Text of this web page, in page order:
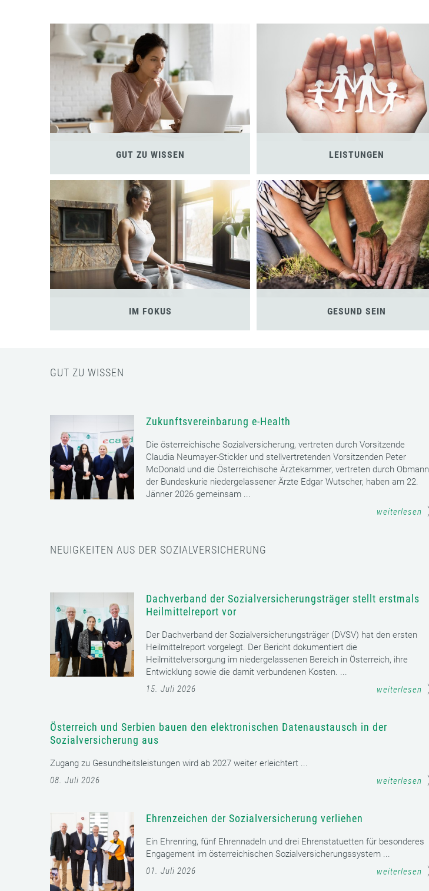
GUT ZU WISSEN LEISTUNGEN
IM FOKUS GESUND SEIN
GUT ZU WISSEN
Zukunftsvereinbarung e-Health
Die österreichische Sozialversicherung, vertreten durch Vorsitzende
Claudia Neumayer-Stickler und stellvertretenden Vorsitzenden Peter
McDonald und die Österreichische Ärztekammer, vertreten durch Obmann
der Bundeskurie niedergelassener Ärzte Edgar Wutscher, haben am 22.
Jänner 2026 gemeinsam ...
weiterlesen
NEUIGKEITEN AUS DER SOZIALVERSICHERUNG
Dachverband der Sozialversicherungsträger stellt erstmals
Heilmittelreport vor
Der Dachverband der Sozialversicherungsträger (DVSV) hat den ersten
Heilmittelreport vorgelegt. Der Bericht dokumentiert die
Heilmittelversorgung im niedergelassenen Bereich in Österreich, ihre
Entwicklung sowie die damit verbundenen Kosten. ...
15. Juli 2026
weiterlesen
Österreich und Serbien bauen den elektronischen Datenaustausch in der
Sozialversicherung aus
Zugang zu Gesundheitsleistungen wird ab 2027 weiter erleichtert ...
08. Juli 2026
weiterlesen
Ehrenzeichen der Sozialversicherung verliehen
Ein Ehrenring, fünf Ehrennadeln und drei Ehrenstatuetten für besonderes
Engagement im österreichischen Sozialversicherungssystem ...
01. Juli 2026
weiterlesen